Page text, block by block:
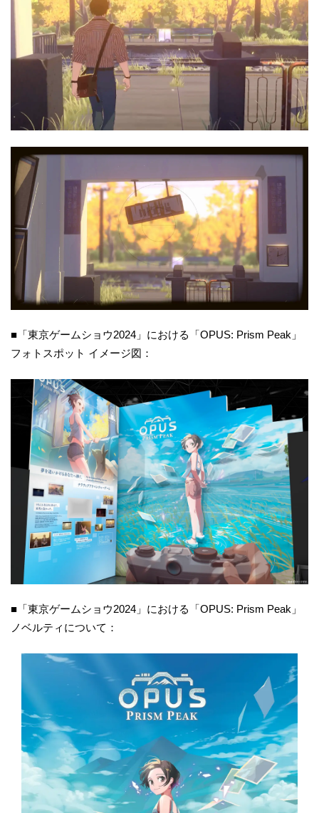
■「東京ゲームショウ2024」における「OPUS: Prism Peak」
フォトスポット イメージ図：
■「東京ゲームショウ2024」における「OPUS: Prism Peak」
ノベルティについて：